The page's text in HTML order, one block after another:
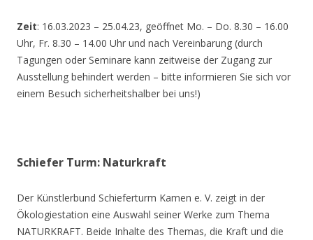
Zeit: 16.03.2023 – 25.04.23, geöffnet Mo. – Do. 8.30 – 16.00
Uhr, Fr. 8.30 – 14.00 Uhr und nach Vereinbarung (durch
Tagungen oder Seminare kann zeitweise der Zugang zur
Ausstellung behindert werden – bitte informieren Sie sich vor
einem Besuch sicherheitshalber bei uns!)
Schiefer Turm: Naturkraft
Der Künstlerbund Schieferturm Kamen e. V. zeigt in der
Ökologiestation eine Auswahl seiner Werke zum Thema
NATURKRAFT. Beide Inhalte des Themas, die Kraft und die